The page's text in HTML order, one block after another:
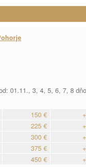
01.11., 3, 4, 5, 6, 7, 8
150 €
225 €
300 €
375 €
450 €